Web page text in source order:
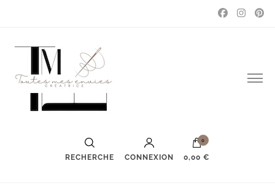
Toutes mes envies
Couture, accessoires, mode, bijoux …
RECHERCHE CONNEXION
0
0,00 €